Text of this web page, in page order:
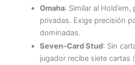
Omaha: Similar al
privadas. Exige precisión
dominadas.
Seven-Card Stud: Sin
jugador recibe siete cartas